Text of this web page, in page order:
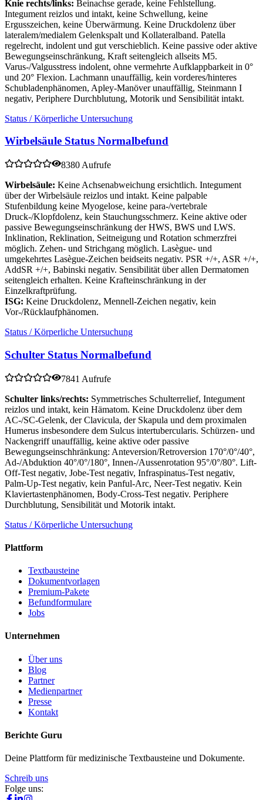
Knie rechts/links: Beinachse gerade, keine Fehlstellung.
Integument reizlos und intakt, keine Schwellung, keine
Ergusszeichen, keine Überwärmung. Keine Druckdolenz über
lateralem/medialem Gelenkspalt und Kollateralband. Patella
regelrecht, indolent und gut verschieblich. Keine passive oder aktive
Bewegungseinschränkung, Kraft seitengleich allseits M5.
Varus-/Valgusstress indolent, ohne vermehrte Aufklappbarkeit in 0°
und 20° Flexion. Lachmann unauffällig, kein vorderes/hinteres
Schubladenphänomen, Apley-Manöver unauffällig, Steinmann I
negativ, Periphere Durchblutung, Motorik und Sensibilität intakt.
Status / Körperliche Untersuchung
Wirbelsäule Status Normalbefund
8380 Aufrufe
Wirbelsäule: Keine Achsenabweichung ersichtlich. Integument
über der Wirbelsäule reizlos und intakt. Keine palpable
Stufenbildung keine Myogelose, keine para-/vertebrale
Druck-/Klopfdolenz, kein Stauchungsschmerz. Keine aktive oder
passive Bewegungseinschränkung der HWS, BWS und LWS.
Inklination, Reklination, Seitneigung und Rotation schmerzfrei
möglich. Zehen- und Strichgang möglich. Lasègue- und
umgekehrtes Lasègue-Zeichen beidseits negativ. PSR +/+, ASR +/+,
AddSR +/+, Babinski negativ. Sensibilität über allen Dermatomen
seitengleich erhalten. Keine Krafteinschränkung in der
Einzelkraftprüfung.
ISG: Keine Druckdolenz, Mennell-Zeichen negativ, kein
Vor-/Rücklaufphänomen.
Status / Körperliche Untersuchung
Schulter Status Normalbefund
7841 Aufrufe
Schulter links/rechts: Symmetrisches Schulterrelief, Integument
reizlos und intakt, kein Hämatom. Keine Druckdolenz über dem
AC-/SC-Gelenk, der Clavicula, der Skapula und dem proximalen
Humerus insbesondere dem Sulcus intertubercularis. Schürzen- und
Nackengriff unauffällig, keine aktive oder passive
Bewegungseinschhränkung: Anteversion/Retroversion 170°/0°/40°,
Ad-/Abduktion 40°/0°/180°, Innen-/Aussenrotation 95°/0°/80°. Lift-
Off-Test negativ, Jobe-Test negativ, Infraspinatus-Test negativ,
Palm-Up-Test negativ, kein Panful-Arc, Neer-Test negativ. Kein
Klaviertastenphänomen, Body-Cross-Test negativ. Periphere
Durchblutung, Sensibilität und Motorik intakt.
Status / Körperliche Untersuchung
Plattform
Textbausteine
Dokumentvorlagen
Premium-Pakete
Befundformulare
Jobs
Unternehmen
Über uns
Blog
Partner
Medienpartner
Presse
Kontakt
Berichte Guru
Deine Plattform für medizinische Textbausteine und Dokumente.
Schreib uns
Folge uns: